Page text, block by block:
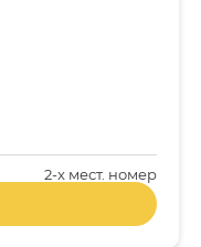
2-x мест. номер